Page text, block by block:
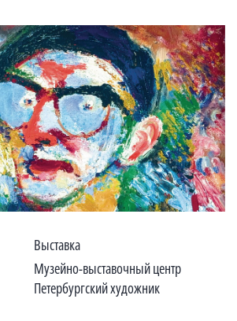
Выставка
Музейно-выставочный центр
Петербургский художник